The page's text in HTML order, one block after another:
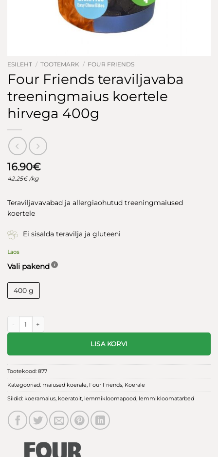
ESILEHT / TOOTEMARK / FOUR FRIENDS
Four Friends teraviljavaba
treeningmaius koertele
hirvega 400g
16.90€
42.25€ /kg
Teraviljavavabad ja allergiaohutud treeningmaiused
koertele
Ei sisalda teravilja ja gluteeni
Laos
Vali pakend
400 g
LISA KORVI
Tootekood: 877
Kategooriad: maiused koerale Four Friends Koerale
Sildid: koeramaius koeratoit lemmikloomapood lemmikloomatarbed